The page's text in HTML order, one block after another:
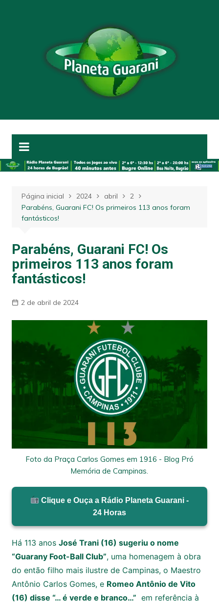
Página inicial 2024 abril
2
Parabéns, Guarani FC! Os primeiros 113 anos foram
fantásticos!
Parabéns, Guarani FC! Os
primeiros 113 anos foram
fantásticos!
2 de abril de 2024
Foto da Praça Carlos Gomes em 1916 - Blog Pró
Memória de Campinas.
Clique e Ouça a Rádio Planeta Guarani -
24 Horas
Há 113 anos José Trani (16) sugeriu o nome
“Guarany Foot-Ball Club”, uma homenagem à obra
do então filho mais ilustre de Campinas, o Maestro
Antônio Carlos Gomes, e Romeo Antônio de Vito
(16) disse “… é verde e branco…” em referência à